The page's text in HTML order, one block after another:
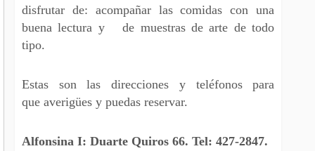
disfrutar de: acompañar las comidas con una
buena lectura y de muestras de arte de todo
tipo.
Estas son las direcciones y teléfonos para
que averigües y puedas reservar.
Alfonsina I: Duarte Quiros 66. Tel: 427-2847.